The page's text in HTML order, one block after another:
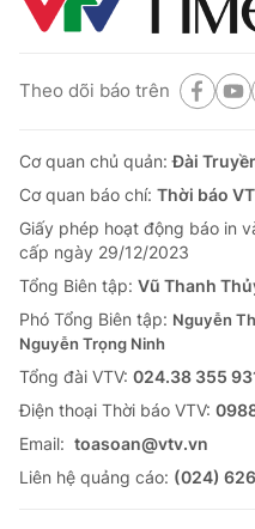
Theo dõi báo trên
Cơ quan chủ quản:Đài
Cơ quan báo chí: Thời báo
Giấy phép hoạt động báo in
cấp ngày 29/12/2023
Tổng Biên tập: Vũ Thanh
Phó Tổng Biên tập: Nguyễn
Nguyễn Trọng Ninh
Tổng đài VTV: 024.38 355
Ðiện thoại Thời báo VTV:
Email: toasoan@vtv.vn
Liên hệ quảng cáo: (024)